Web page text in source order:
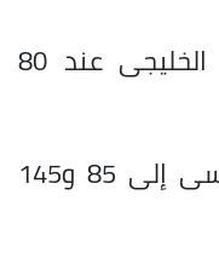
تحدد سعر البياض الأملس الخليجى عند 80
وصل سعر المكرونة السويسى إلى 85 و145